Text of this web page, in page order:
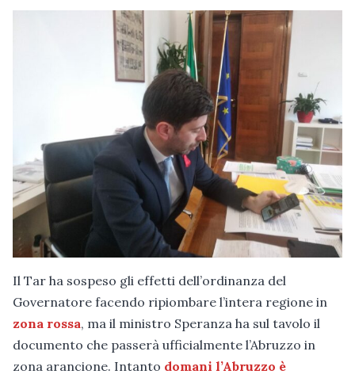
Il Tar ha sospeso gli effetti dell’ordinanza del
Governatore facendo ripiombare l’intera regione in
zona rossa, ma il ministro Speranza ha sul tavolo il
documento che passerà ufficialmente l’Abruzzo in
zona arancione. Intanto domani l’Abruzzo è